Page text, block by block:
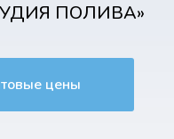
ПОЛИВА»
цены